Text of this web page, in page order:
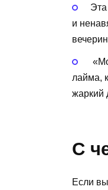
и
лайма,
жаркий
С
Если